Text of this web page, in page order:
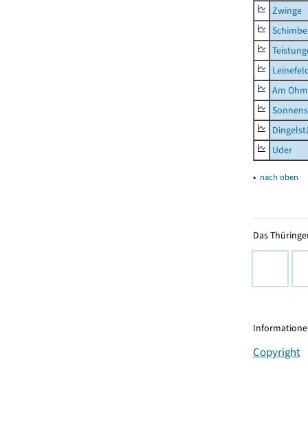
Zwinge
Am
Uder
▴ nach oben
Das
Copyright